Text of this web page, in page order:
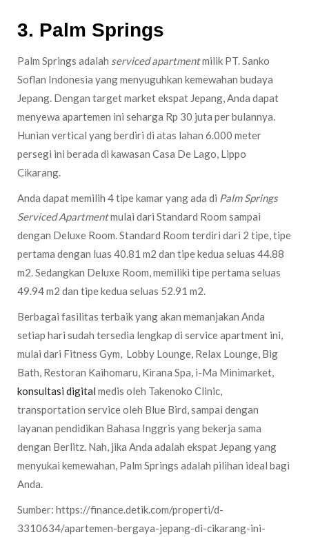
3. Palm Springs
Palm Springs adalah serviced apartmentmilik PT. Sanko
Soflan Indonesia yang menyuguhkan kemewahan budaya
Jepang. Dengan target market ekspat Jepang, Anda dapat
menyewa apartemen ini seharga Rp 30 juta per bulannya.
Hunian vertical yang berdiri di atas lahan 6.000 meter
persegi ini berada di kawasan Casa De Lago, Lippo
Cikarang.
Anda dapat memilih 4 tipe kamar yang ada di Palm Springs
Serviced Apartmentmulai dari Standard Room sampai
dengan Deluxe Room. Standard Room terdiri dari 2 tipe, tipe
pertama dengan luas 40.81 m2 dan tipe kedua seluas 44.88
m2. Sedangkan Deluxe Room, memiliki tipe pertama seluas
49.94 m2 dan tipe kedua seluas 52.91 m2.
Berbagai fasilitas terbaik yang akan memanjakan Anda
setiap hari sudah tersedia lengkap di service apartment ini,
mulai dari Fitness Gym, Lobby Lounge, Relax Lounge, Big
Bath, Restoran Kaihomaru, Kirana Spa, i-Ma Minimarket,
konsultasi digital medis oleh Takenoko Clinic,
transportation service oleh Blue Bird, sampai dengan
layanan pendidikan Bahasa Inggris yang bekerja sama
dengan Berlitz. Nah, jika Anda adalah ekspat Jepang yang
menyukai kemewahan, Palm Springs adalah pilihan ideal bagi
Anda.
Sumber: https://finance.detik.com/properti/d-
3310634/apartemen-bergaya-jepang-di-cikarang-ini-